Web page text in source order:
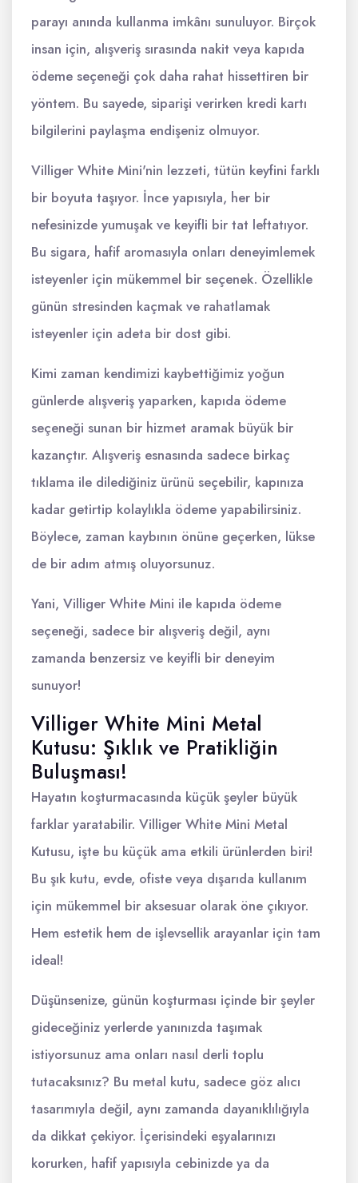
parayı anında kullanma imkânı sunuluyor. Birçok
insan için, alışveriş sırasında nakit veya kapıda
ödeme seçeneği çok daha rahat hissettiren bir
yöntem. Bu sayede, siparişi verirken kredi kartı
bilgilerini paylaşma endişeniz olmuyor.
Villiger White Mini'nin lezzeti, tütün keyfini farklı
bir boyuta taşıyor. İnce yapısıyla, her bir
nefesinizde yumuşak ve keyifli bir tat leftatıyor.
Bu sigara, hafif aromasıyla onları deneyimlemek
isteyenler için mükemmel bir seçenek. Özellikle
günün stresinden kaçmak ve rahatlamak
isteyenler için adeta bir dost gibi.
Kimi zaman kendimizi kaybettiğimiz yoğun
günlerde alışveriş yaparken, kapıda ödeme
seçeneği sunan bir hizmet aramak büyük bir
kazançtır. Alışveriş esnasında sadece birkaç
tıklama ile dilediğiniz ürünü seçebilir, kapınıza
kadar getirtip kolaylıkla ödeme yapabilirsiniz.
Böylece, zaman kaybının önüne geçerken, lükse
de bir adım atmış oluyorsunuz.
Yani, Villiger White Mini ile kapıda ödeme
seçeneği, sadece bir alışveriş değil, aynı
zamanda benzersiz ve keyifli bir deneyim
sunuyor!
Villiger White Mini Metal
Kutusu: Şıklık ve Pratikliğin
Buluşması!
Hayatın koşturmacasında küçük şeyler büyük
farklar yaratabilir. Villiger White Mini Metal
Kutusu, işte bu küçük ama etkili ürünlerden biri!
Bu şık kutu, evde, ofiste veya dışarıda kullanım
için mükemmel bir aksesuar olarak öne çıkıyor.
Hem estetik hem de işlevsellik arayanlar için tam
ideal!
Düşünsenize, günün koşturması içinde bir şeyler
gideceğiniz yerlerde yanınızda taşımak
istiyorsunuz ama onları nasıl derli toplu
tutacaksınız? Bu metal kutu, sadece göz alıcı
tasarımıyla değil, aynı zamanda dayanıklılığıyla
da dikkat çekiyor. İçerisindeki eşyalarınızı
korurken, hafif yapısıyla cebinizde ya da